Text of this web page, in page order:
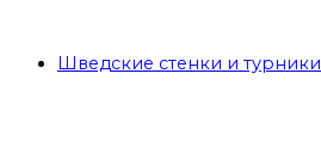
Шведские стенки и турники